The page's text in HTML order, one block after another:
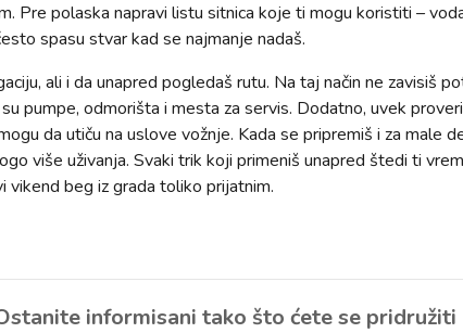
Pre polaska napravi listu sitnica koje ti mogu koristiti –
spasu stvar kad se najmanje nadaš.
ali i da unapred pogledaš rutu. Na taj način ne zavisiš
pumpe, odmorišta i mesta za servis. Dodatno, uvek proveri
da utiču na uslove vožnje. Kada se pripremiš i za male
više uživanja. Svaki trik koji primeniš unapred štedi ti
vikend beg iz grada toliko prijatnim.
informisani tako što ćete se pridružiti